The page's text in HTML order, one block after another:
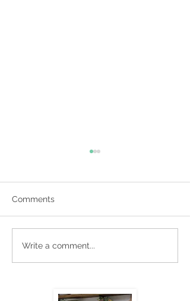
Vasariškas varškės tortas
su uogomis
Comments
Write a comment...